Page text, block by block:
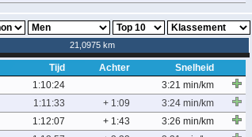
21,0975 km
Tijd Achter
Snelheid
1:10:24
3:21 min/km
1:11:33 + 1:09
3:24 min/km
1:12:07 + 1:43
3:26 min/km